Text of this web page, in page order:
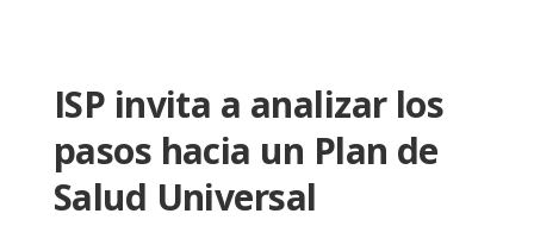
ISP invita a analizar los
pasos hacia un Plan de
Salud Universal